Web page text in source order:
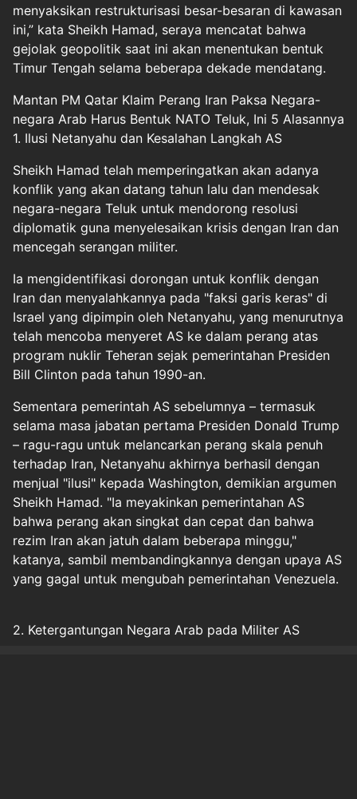
menyaksikan restrukturisasi besar-besaran di kawasan
ini,” kata Sheikh Hamad, seraya mencatat bahwa
gejolak geopolitik saat ini akan menentukan bentuk
Timur Tengah selama beberapa dekade mendatang.
Mantan PM Qatar Klaim Perang Iran Paksa Negara-
negara Arab Harus Bentuk NATO Teluk, Ini 5 Alasannya
1. Ilusi Netanyahu dan Kesalahan Langkah AS
Sheikh Hamad telah memperingatkan akan adanya
konflik yang akan datang tahun lalu dan mendesak
negara-negara Teluk untuk mendorong resolusi
diplomatik guna menyelesaikan krisis dengan Iran dan
mencegah serangan militer.
Ia mengidentifikasi dorongan untuk konflik dengan
Iran dan menyalahkannya pada "faksi garis keras" di
Israel yang dipimpin oleh Netanyahu, yang menurutnya
telah mencoba menyeret AS ke dalam perang atas
program nuklir Teheran sejak pemerintahan Presiden
Bill Clinton pada tahun 1990-an.
Sementara pemerintah AS sebelumnya – termasuk
selama masa jabatan pertama Presiden Donald Trump
– ragu-ragu untuk melancarkan perang skala penuh
terhadap Iran, Netanyahu akhirnya berhasil dengan
menjual "ilusi" kepada Washington, demikian argumen
Sheikh Hamad. "Ia meyakinkan pemerintahan AS
bahwa perang akan singkat dan cepat dan bahwa
rezim Iran akan jatuh dalam beberapa minggu,"
katanya, sambil membandingkannya dengan upaya AS
yang gagal untuk mengubah pemerintahan Venezuela.
2. Ketergantungan Negara Arab pada Militer AS